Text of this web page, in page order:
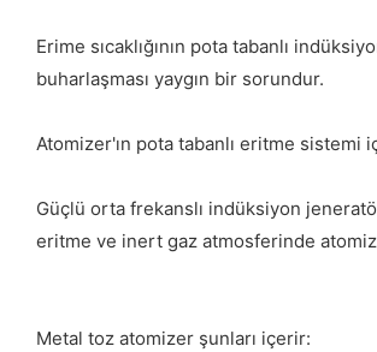
Erime sıcaklığının pota tabanlı
buharlaşması yaygın bir sorundur.
Atomizer'ın pota tabanlı eritme sistemi
Güçlü orta frekanslı indüksiyon
eritme ve inert gaz atmosferinde
Metal toz atomizer şunları içerir: